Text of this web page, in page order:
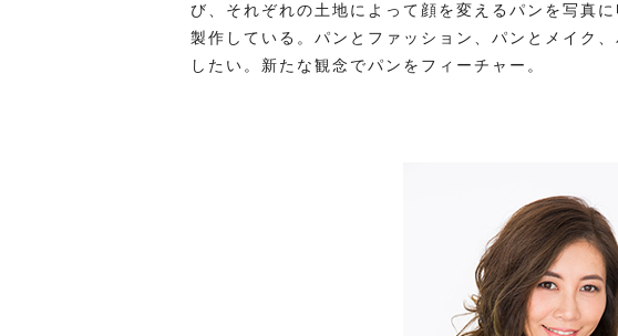
び、それぞれの⼟地によって顔を変えるパンを写真
製作している。パンとファッション、パンとメイク
したい。新たな観念でパンをフィーチャー。